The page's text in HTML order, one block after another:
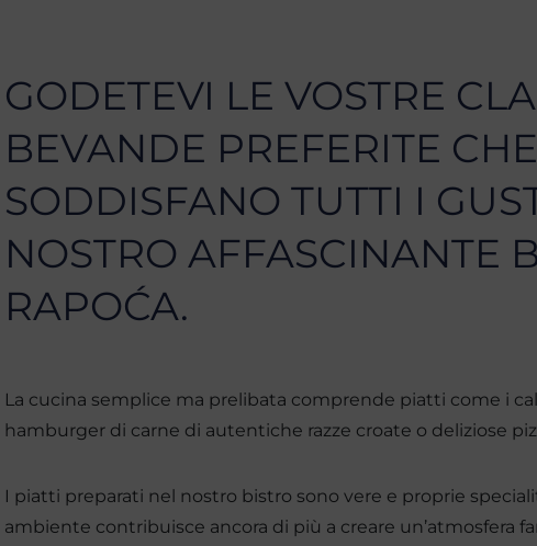
GODETEVI LE VOSTRE
BEVANDE PREFERITE CHE
SODDISFANO TUTTI I
NOSTRO AFFASCINANTE
RAPOĆA.
La cucina semplice ma prelibata comprende piatti come i
hamburger di carne di autentiche razze croate o deliziose
I piatti preparati nel nostro bistro sono vere e proprie
ambiente contribuisce ancora di più a creare un’atmosfera